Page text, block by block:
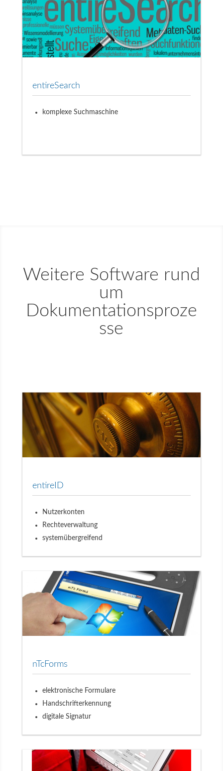
entireSearch
komplexe Suchmaschine
Weitere Software rund
um
Dokumentationsproze
sse
entireID
Nutzerkonten
Rechteverwaltung
systemübergreifend
nTcForms
elektronische Formulare
Handschrifterkennung
digitale Signatur